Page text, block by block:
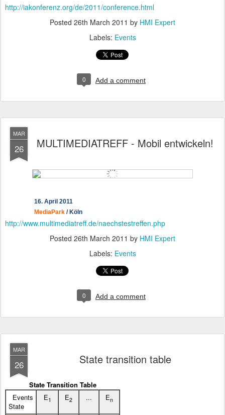
http://iakonferenz.org/de/2011/conference.html
Posted 26th March 2011 by HMI Expert
Labels: Events
0 Add a comment
MAR
26 MULTIMEDIATREFF - Mobil entwickeln!
16. April 2011
MediaPark / Köln
http://www.multimediatreff.de/naechstestreffen.php
Posted 26th March 2011 by HMI Expert
Labels: Events
0 Add a comment
MAR
26 State transition table
State Transition Table
Events
State
E1 E2 ... En